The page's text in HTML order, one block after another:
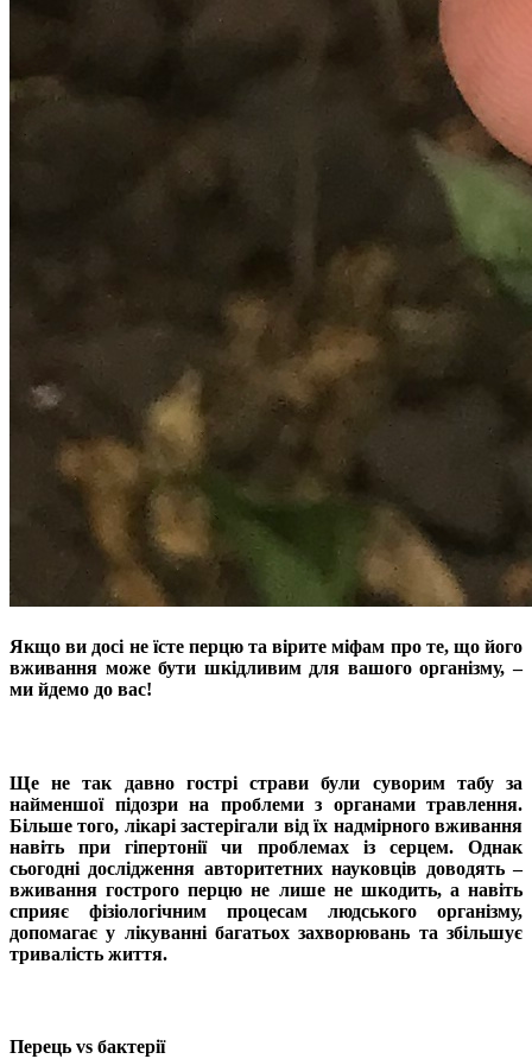
Якщо ви досі не їсте перцю та вірите міфам про те, що його
вживання може бути шкідливим для вашого організму, –
ми йдемо до вас!
Ще не так давно гострі страви були суворим табу за
найменшої підозри на проблеми з органами травлення.
Більше того, лікарі застерігали від їх надмірного вживання
навіть при гіпертонії чи проблемах із серцем. Однак
сьогодні дослідження авторитетних науковців доводять –
вживання гострого перцю не лише не шкодить, а навіть
сприяє фізіологічним процесам людського організму,
допомагає у лікуванні багатьох захворювань та збільшує
тривалість життя.
Перець vs бактерії